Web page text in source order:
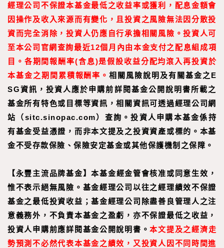
經理公司不保證本基金最低之收益率或獲利，配息金額會
因操作及收入來源而有變化，且投資之風險無法因分散投
資而完全消除，投資人仍應自行承擔相關風險。投資人可
至本公司官網 查詢最近12個月內由本金支付之配息組成項
目。 各期間報酬率(含息)是假設收益分配均滾入再投資於
本基金之期間累積報酬率。相關風險說明及有關基金之E
SG資訊，投資人應於申購前詳閱基金公開說明書所載之
基金所有特色或目標等資訊，相關資訊可透過經理公司網
站（sitc.sinopac.com）查詢。投資人申購本基金係持
有基金受益憑證，而非本文提及之投資資產或標的。本基
金不受存款保險、保險安定基金或其他保護機制之保障。
【永豐主流品牌基金】本基金經金管會核准或同意生效，
惟不表示絕無風險。基金經理公司以往之經理績效不保證
基金之最低投資收益；基金經理公司除盡善良管理人之注
意義務外，不負責本基金之盈虧，亦不保證最低之收益，
投資人申購前應詳閱基金公開說明書。本文提及之經濟走
勢預測不必然代表本基金之績效，又投資人因不同時間進